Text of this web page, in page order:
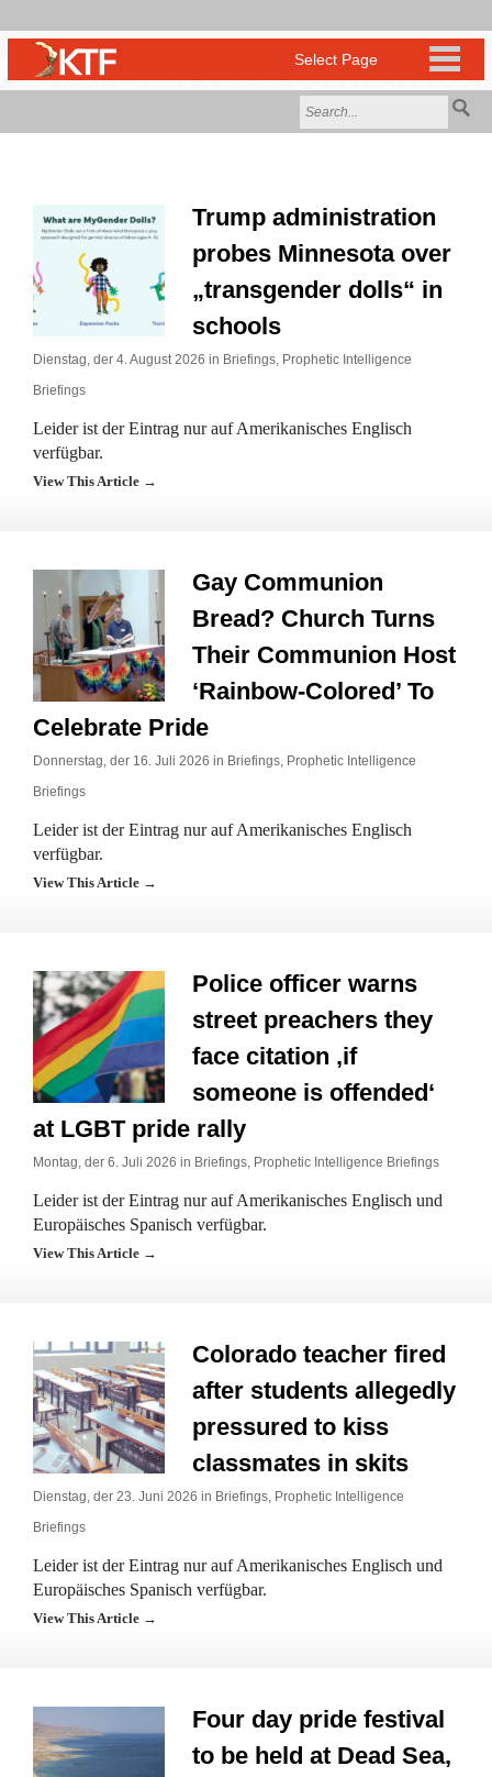
Trump administration
probes Minnesota over
„transgender dolls“ in
schools
Dienstag, der 4. August 2026 in Briefings, Prophetic Intelligence
Briefings
Leider ist der Eintrag nur auf Amerikanisches Englisch
verfügbar.
View This Article →
Gay Communion
Bread? Church Turns
Their Communion Host
‘Rainbow-Colored’ To
Celebrate Pride
Donnerstag, der 16. Juli 2026 in Briefings, Prophetic Intelligence
Briefings
Leider ist der Eintrag nur auf Amerikanisches Englisch
verfügbar.
View This Article →
Police officer warns
street preachers they
face citation ‚if
someone is offended‘
at LGBT pride rally
Montag, der 6. Juli 2026 in Briefings, Prophetic Intelligence Briefings
Leider ist der Eintrag nur auf Amerikanisches Englisch und
Europäisches Spanisch verfügbar.
View This Article →
Colorado teacher fired
after students allegedly
pressured to kiss
classmates in skits
Dienstag, der 23. Juni 2026 in Briefings, Prophetic Intelligence
Briefings
Leider ist der Eintrag nur auf Amerikanisches Englisch und
Europäisches Spanisch verfügbar.
View This Article →
Four day pride festival
to be held at Dead Sea,